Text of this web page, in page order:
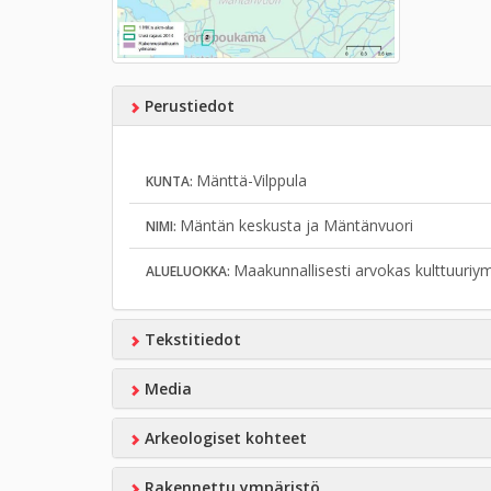
Perustiedot
KUNTA: Mänttä-Vilppula
NIMI: Mäntän keskusta ja Mäntänvuori
ALUELUOKKA: Maakunnallisesti arvokas
Tekstitiedot
Media
Arkeologiset kohteet